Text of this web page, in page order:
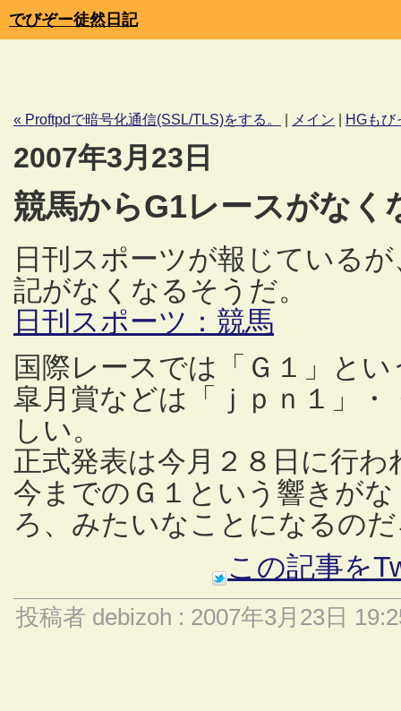
でびぞー徒然日記
« Proftpdで暗号化通信(SSL/TLS)をする。 メイン HGもび
2007年3月23日
競馬からG1レースがな
日刊スポーツが報じている
記がなくなるそうだ。
日刊スポーツ：競馬
国際レースでは「Ｇ１」と
皐月賞などは「ｊｐｎ１」
しい。
正式発表は今月２８日に行
今までのＧ１という響きが
ろ、みたいなことになるの
この記事を
投稿者 debizoh : 2007年3月23日